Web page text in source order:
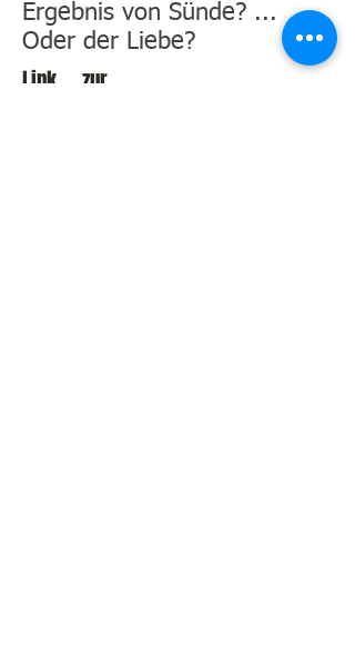
Ergebnis von Sünde? ...
Oder der Liebe?
Link zur